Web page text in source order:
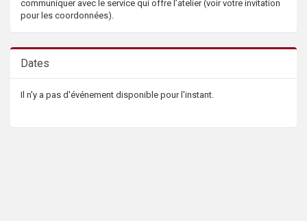
communiquer avec le service qui offre l’atelier (voir votre invitation
pour les coordonnées).
Dates
Il n'y a pas d'événement disponible pour l'instant.